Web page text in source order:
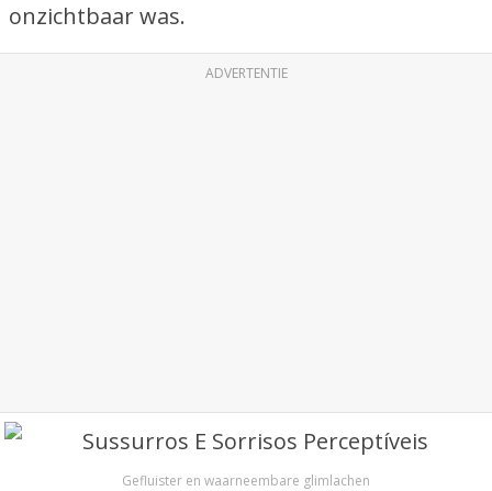
onzichtbaar was.
ADVERTENTIE
Gefluister en waarneembare glimlachen